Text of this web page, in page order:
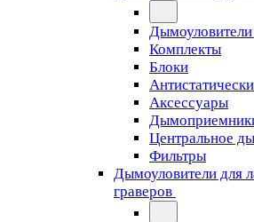
Комплекты
Блоки
Аксессуары
Центральное
Фильтры
Дымоуловители для
граверов